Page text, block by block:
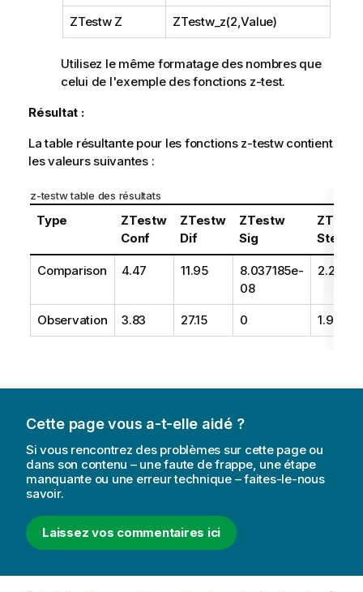
ZTestw Z ZTestw_z(2,Value)
Utilisez le même formatage des nombres que
celui de l'exemple des fonctions z-test.
Résultat :
La table résultante pour les fonctions z-testwcontient
les valeurs suivantes :
z-testwtable des résultats
Type
ZTestw
Conf
ZTestw
Dif
ZTestw
Sig
ZTestw
Sterr
Comparison 4.47 11.95
8.037185e-
08
2.28
Observation 3.83 27.15 0 1.95
Cette page vous a-t-elle aidé ?
Si vous rencontrez des problèmes sur cette page ou
dans son contenu – une faute de frappe, une étape
manquante ou une erreur technique – faites-le-nous
savoir.
Laissez vos commentaires ici